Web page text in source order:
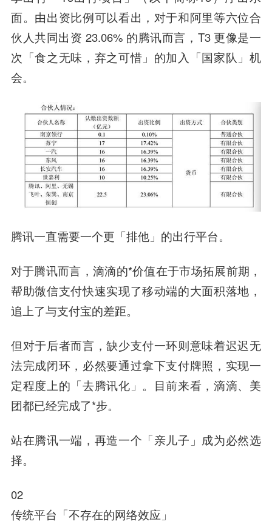
面。由出资比例可以看出，对于和阿里等六位合
伙人共同出资 23.06% 的腾讯而言，T3 更像是一
次「食之无味，弃之可惜」的加入「国家队」机
会。
腾讯一直需要一个更「排他」的出行平台。
对于腾讯而言，滴滴的*价值在于市场拓展前期，
帮助微信支付快速实现了移动端的大面积落地，
追上了与支付宝的差距。
但对于后者而言，缺少支付一环则意味着迟迟无
法完成闭环，必然要通过拿下支付牌照，实现一
定程度上的「去腾讯化」。目前来看，滴滴、美
团都已经完成了*步。
站在腾讯一端，再造一个「亲儿子」成为必然选
择。
02
传统平台「不存在的网络效应 」